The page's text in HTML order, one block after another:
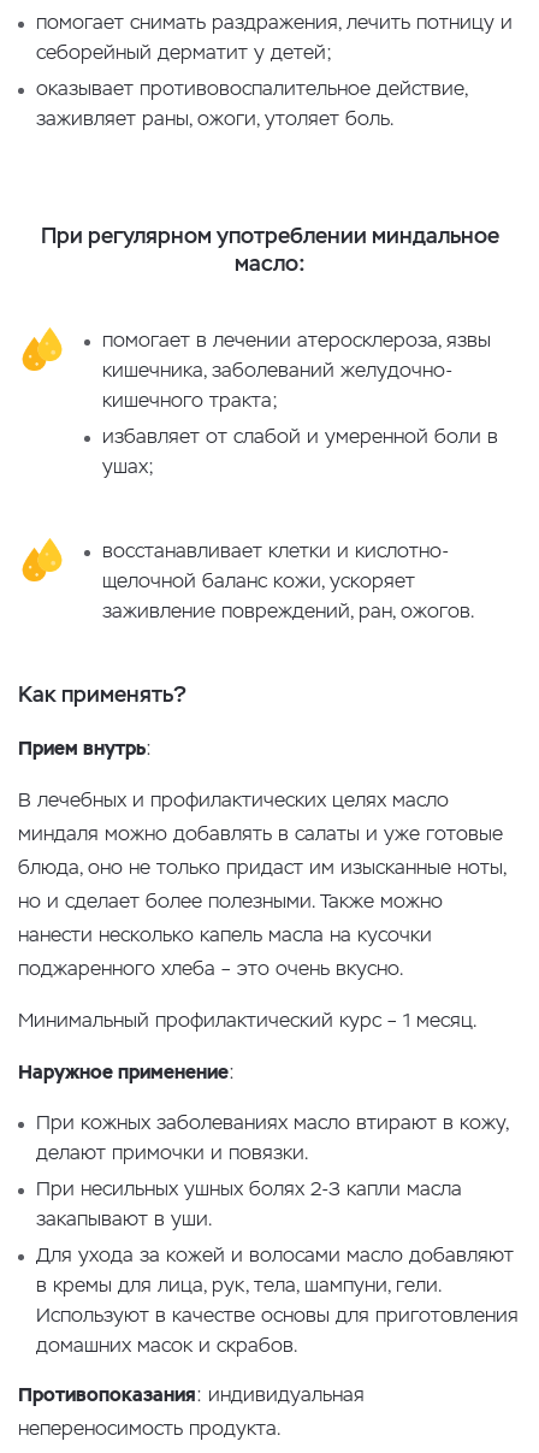
помогает снимать раздражения, лечить потницу и
себорейный дерматит у детей;
оказывает противовоспалительное действие,
заживляет раны, ожоги, утоляет боль.
При регулярном употреблении миндальное
масло:
помогает в лечении атеросклероза, язвы
кишечника, заболеваний желудочно-
кишечного тракта;
избавляет от слабой и умеренной боли в
ушах;
восстанавливает клетки и кислотно-
щелочной баланс кожи, ускоряет
заживление повреждений, ран, ожогов.
Как применять?
Прием внутрь:
В лечебных и профилактических целях масло
миндаля можно добавлять в салаты и уже готовые
блюда, оно не только придаст им изысканные ноты,
но и сделает более полезными. Также можно
нанести несколько капель масла на кусочки
поджаренного хлеба – это очень вкусно.
Минимальный профилактический курс – 1 месяц.
Наружное применение:
При кожных заболеваниях масло втирают в кожу,
делают примочки и повязки.
При несильных ушных болях 2-3 капли масла
закапывают в уши.
Для ухода за кожей и волосами масло добавляют
в кремы для лица, рук, тела, шампуни, гели.
Используют в качестве основы для приготовления
домашних масок и скрабов.
Противопоказания: индивидуальная
непереносимость продукта.